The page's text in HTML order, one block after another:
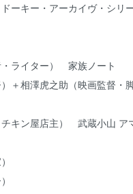
ーキー・アーカイヴ・シリ
ライター） 家族ノート
＋相澤虎之助（映画監督
キン屋店主） 武蔵小山 ア
）
）